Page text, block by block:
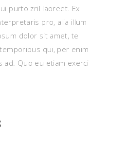
purto zril laoreet. Ex
pro, alia illum
dolor sit amet, te
qui, per enim
ad. Quo eu etiam exerci